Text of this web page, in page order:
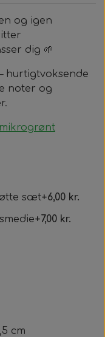
og igen
dig 🌱
hurtigtvoksende
noter og
mikrogrønt
sæt+6,00 kr.
+7,00 kr.
cm